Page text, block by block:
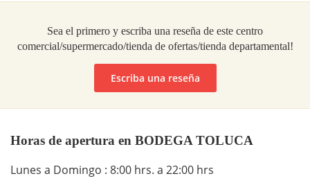
Sea el primero y escriba una reseña de este centro
comercial/supermercado/tienda de ofertas/tienda departamental!
Escriba una reseña
Horas de apertura en BODEGA TOLUCA
Lunes a Domingo : 8:00 hrs. a 22:00 hrs